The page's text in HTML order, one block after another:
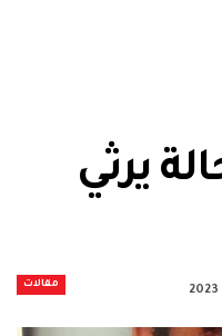
يرثي
مقالات